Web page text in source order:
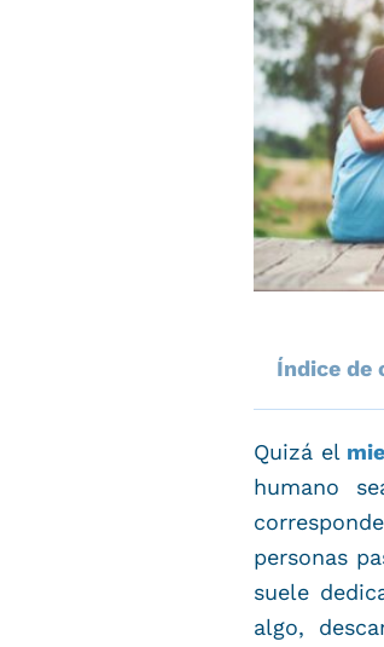
Índice de
Quizá el
humano
personas
suele
algo,